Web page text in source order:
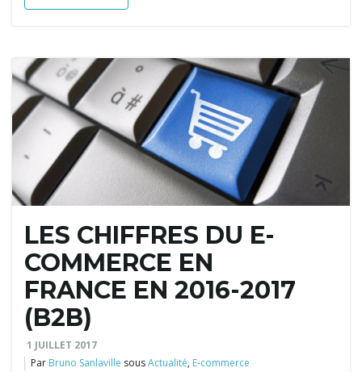
v
LES CHIFFRES DU E-
COMMERCE EN
FRANCE EN 2016-2017
(B2B)
1 JUILLET 2017
Par Bruno Sanlaville sousActualité, E-commerce